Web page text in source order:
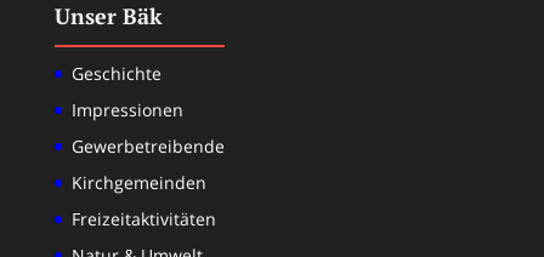
Unser Bäk
Geschichte
Impressionen
Gewerbetreibende
Kirchgemeinden
Freizeitaktivitäten